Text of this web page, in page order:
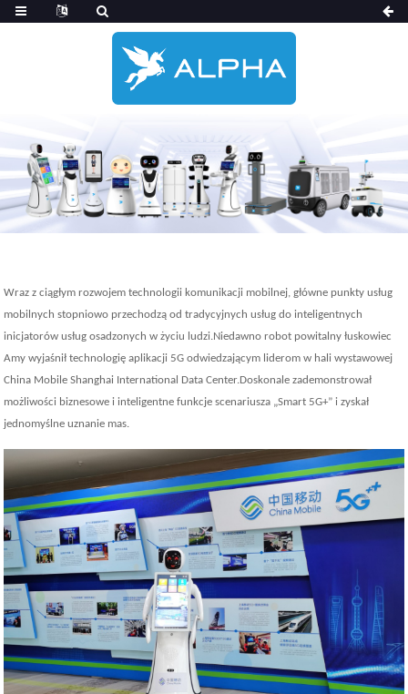
Wraz z ciągłym rozwojem technologii komunikacji mobilnej, główne punkty usług
mobilnych stopniowo przechodzą od tradycyjnych usług do inteligentnych
inicjatorów usług osadzonych w życiu ludzi.Niedawno robot powitalny łuskowiec
Amy wyjaśnił technologię aplikacji 5G odwiedzającym liderom w hali wystawowej
China Mobile Shanghai International Data Center.Doskonale zademonstrował
możliwości biznesowe i inteligentne funkcje scenariusza „Smart 5G+” i zyskał
jednomyślne uznanie mas.